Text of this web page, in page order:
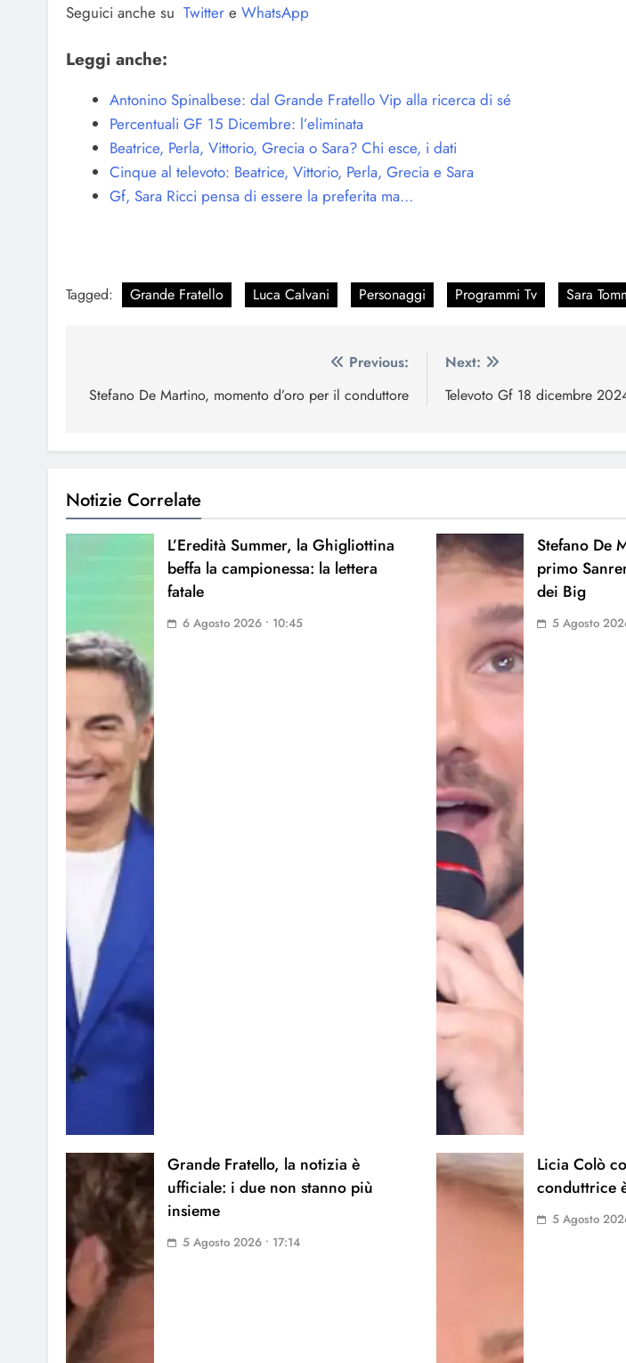
Seguici anche su Twitter e WhatsApp
Leggi anche:
Antonino Spinalbese: dal Grande Fratello Vip alla ricerca di sé
Percentuali GF 15 Dicembre: l’eliminata
Beatrice, Perla, Vittorio, Grecia o Sara? Chi esce, i dati
Cinque al televoto: Beatrice, Vittorio, Perla, Grecia e Sara
Gf, Sara Ricci pensa di essere la preferita ma…
Tagged: Grande Fratello Luca Calvani Personaggi Programmi Tv Sara
articoli
Previous:
Stefano De Martino, momento d’oro per il conduttore
Next:
Televoto Gf 18 dicembre
Notizie Correlate
L’Eredità Summer, la Ghigliottina
beffa la campionessa: la lettera
fatale
6 Agosto 2026 • 10:45
Stefano De
primo
dei Big
5 Agosto
Grande Fratello, la notizia è
ufficiale: i due non stanno più
insieme
5 Agosto 2026 • 17:14
Licia Colò
conduttrice
5 Agosto